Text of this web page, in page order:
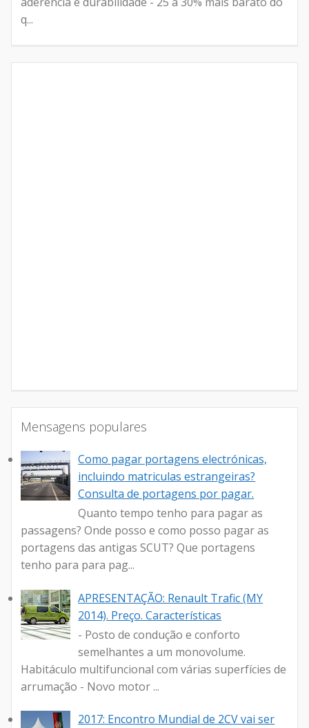
q...
Mensagens populares
Como pagar portagens electrónicas,
incluindo matriculas estrangeiras?
Consulta de portagens por pagar.
Quanto tempo tenho para pagar as
passagens? Onde posso e como posso pagar as
portagens das antigas SCUT? Que portagens
tenho para para pag...
APRESENTAÇÃO: Renault Trafic (MY
2014). Preço. Características
- Posto de condução e conforto
semelhantes a um monovolume.
Habitáculo multifuncional com várias superfícies de
arrumação - Novo motor ...
2017: Encontro Mundial de 2CV vai ser